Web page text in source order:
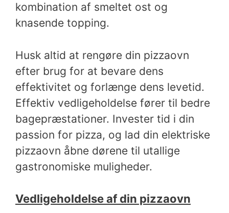
kombination af smeltet ost og
knasende topping.
Husk altid at rengøre din pizzaovn
efter brug for at bevare dens
effektivitet og forlænge dens levetid.
Effektiv vedligeholdelse fører til bedre
bagepræstationer. Invester tid i din
passion for pizza, og lad din elektriske
pizzaovn åbne dørene til utallige
gastronomiske muligheder.
Vedligeholdelse af din pizzaovn